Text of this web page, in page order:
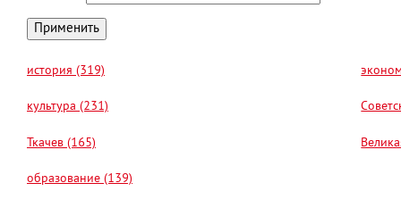
история (319)
культура (231)
Ткачев (165)
образование (139)